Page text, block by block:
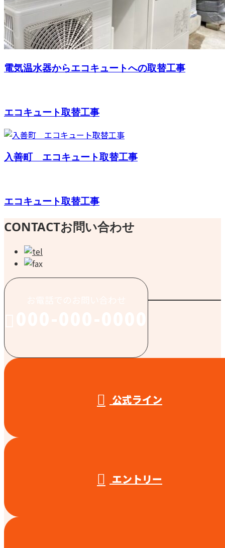
電気温水器からエコキュートへの取替工事
エコキュート取替工事
入善町 エコキュート取替工事
エコキュート取替工事
CONTACTお問い合わせ
公式ライン
エントリー